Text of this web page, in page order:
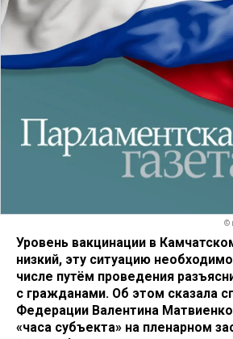
©
Уровень вакцинации в
низкий, эту ситуацию
числе путём проведения
с гражданами. Об этом сказала
Федерации Валентина
«часа субъекта» на пленарном